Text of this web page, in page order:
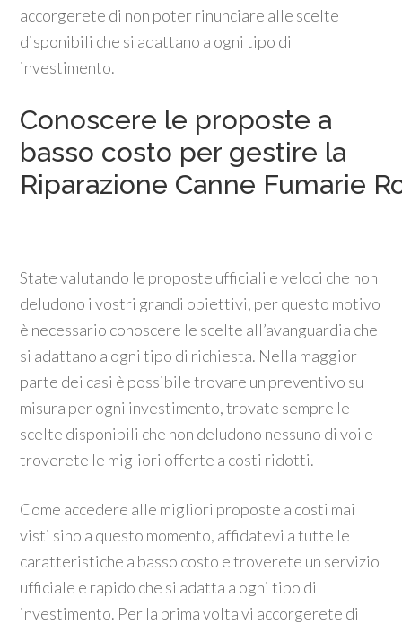
accorgerete di non poter rinunciare alle scelte
disponibili che si adattano a ogni tipo di
investimento.
Conoscere le proposte a
basso costo per gestire la
Riparazione Canne Fumarie
State valutando le proposte ufficiali e veloci che non
deludono i vostri grandi obiettivi, per questo motivo
è necessario conoscere le scelte all’avanguardia che
si adattano a ogni tipo di richiesta. Nella maggior
parte dei casi è possibile trovare un preventivo su
misura per ogni investimento, trovate sempre le
scelte disponibili che non deludono nessuno di voi e
troverete le migliori offerte a costi ridotti.
Come accedere alle migliori proposte a costi mai
visti sino a questo momento, affidatevi a tutte le
caratteristiche a basso costo e troverete un servizio
ufficiale e rapido che si adatta a ogni tipo di
investimento. Per la prima volta vi accorgerete di